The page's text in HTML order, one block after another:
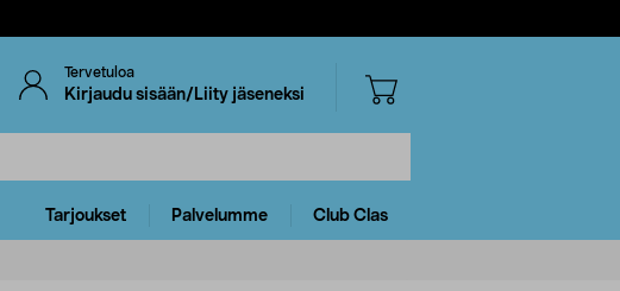
Tervetuloa
Kirjaudu sisään/Liity jäseneksi
Tarjoukset Palvelumme Club Clas